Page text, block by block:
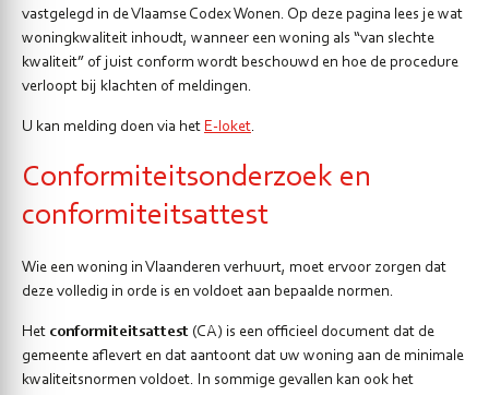
vastgelegd in de Vlaamse Codex Wonen. Op deze pagina lees je wat
woningkwaliteit inhoudt, wanneer een woning als “van slechte
kwaliteit” of juist conform wordt beschouwd en hoe de procedure
verloopt bij klachten of meldingen.
U kan melding doen via het E-loket.
Conformiteitsonderzoek en
conformiteitsattest
Wie een woning in Vlaanderen verhuurt, moet ervoor zorgen dat
deze volledig in orde is en voldoet aan bepaalde normen.
Het conformiteitsattest (CA) is een officieel document dat de
gemeente aflevert en dat aantoont dat uw woning aan de minimale
kwaliteitsnormen voldoet. In sommige gevallen kan ook het